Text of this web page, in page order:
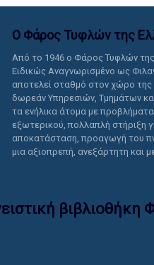
Ο Φάρος Τυφλών της
Από το 1946 ο Φάρος Τυφλών
Ειδικώς Αναγνωρισμένο ως
αποτελεί σταθμό στον χώρο
δωρεάν Υπηρεσιών, Τμημάτων
τα ενήλικα άτομα με
εξωτερικού, πολλαπλή στήριξη
αποκατάσταση, προαγωγή του
μια αξιοπρεπή, ανεξάρτητη και